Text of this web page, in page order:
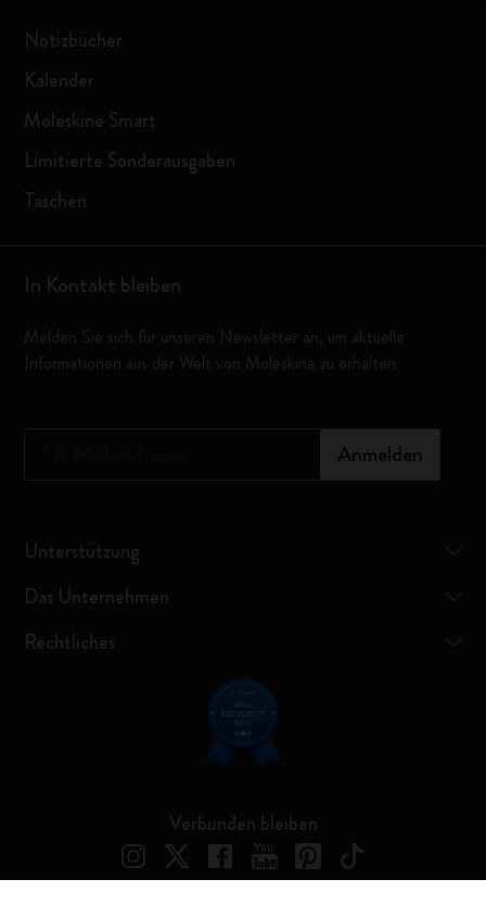
Notizbücher
Kalender
Moleskine Smart
Limitierte Sonderausgaben
Taschen
In Kontakt bleiben
Melden Sie sich für unseren Newsletter an, um aktuelle
Informationen aus der Welt von Moleskine zu erhalten
Anmelden
Unterstützung
Das Unternehmen
Rechtliches
Verbunden bleiben